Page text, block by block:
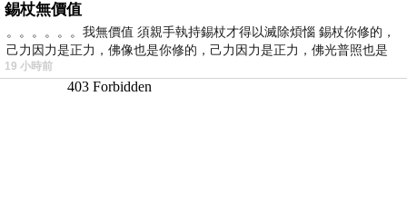
錫杖無價值
。。。。。。我無價值 須親手執持錫杖才得以滅除煩惱 錫杖你修的，
己力因力是正力，佛像也是你修的，己力因力是正力，佛光普照也是
19 小時前